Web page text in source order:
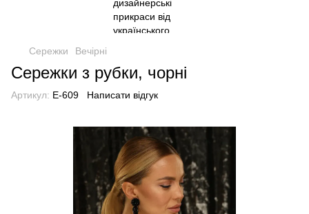
Сережки Вечірні
Сережки з рубки, чорні
Артикул: E-609 Написати відгук